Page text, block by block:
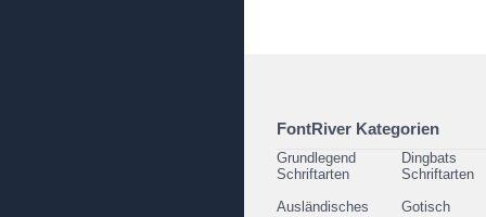
FontRiver Kategorien
Grundlegend
Schriftarten
Dingbats
Schriftarten
Ausländisches
Gotisch